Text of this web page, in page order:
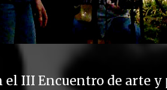
el III Encuentro de arte y